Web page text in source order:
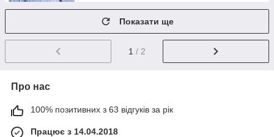
Показати ще
1 / 2
Про нас
100% позитивних з 63 відгуків за рік
Працює з 14.04.2018